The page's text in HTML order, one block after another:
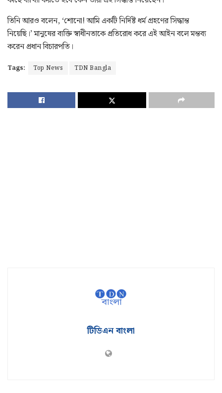
তিনি আরও বলেন, ‘শোনো! আমি একটি নির্দিষ্ট ধর্ম গ্রহণের সিদ্ধান্ত
নিয়েছি।’ মানুষের ব্যক্তি স্বাধীনতাকে প্রতিরোধ করে এই আইন বলে মন্তব্য
করেন প্রধান বিচারপতি।
Tags: Top News TDN Bangla
টিডিএন বাংলা